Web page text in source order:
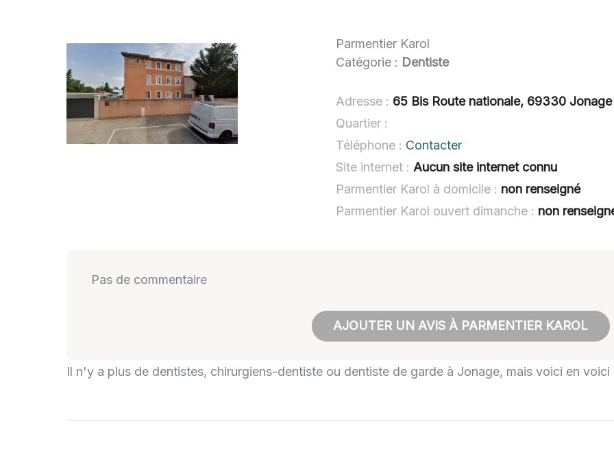
Parmentier Karol
Catégorie : Dentiste
Adresse : 65 Bis Route nationale, 69330 Jonage
Quartier :
Téléphone : Contacter
Site internet : Aucun site internet connu
Parmentier Karol à domicile : non renseigné
Parmentier Karol ouvert dimanche : non
Pas de commentaire
AJOUTER UN AVIS À PARMENTIER KAROL
Il n'y a plus de dentistes, chirurgiens-dentiste ou dentiste de garde à Jonage, mais voici en